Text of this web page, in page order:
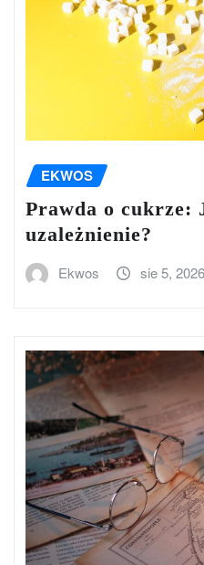
EKWOS
Prawda o cukrze:
uzależnienie?
Ekwos sie 5, 2026